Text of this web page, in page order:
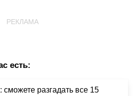
РЕКЛАМА
есть:
сможете разгадать все 15